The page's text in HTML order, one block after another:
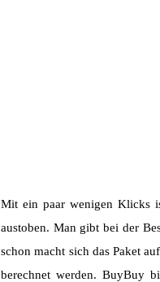
Mit ein paar wenigen Klicks
austoben. Man gibt bei der
schon macht sich das Paket
berechnet werden. BuyBuy